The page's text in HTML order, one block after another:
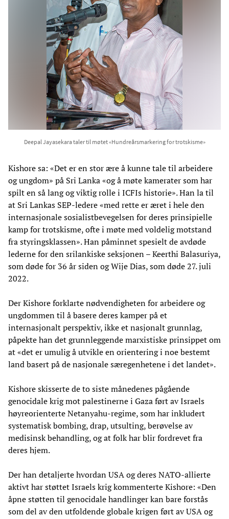
Deepal Jayasekara taler til møtet «Hundreårsmarkering for trotskisme»
Kishore sa: «Det er en stor ære å kunne tale til arbeidere
og ungdom» på Sri Lanka «og å møte kamerater som har
spilt en så lang og viktig rolle i ICFIs historie». Han la til
at Sri Lankas SEP-ledere «med rette er æret i hele den
internasjonale sosialistbevegelsen for deres prinsipielle
kamp for trotskisme, ofte i møte med voldelig motstand
fra styringsklassen». Han påminnet spesielt de avdøde
lederne for den srilankiske seksjonen – Keerthi Balasuriya,
som døde for 36 år siden og Wije Dias, som døde 27. juli
2022.
Der Kishore forklarte nødvendigheten for arbeidere og
ungdommen til å basere deres kamper på et
internasjonalt perspektiv, ikke et nasjonalt grunnlag,
påpekte han det grunnleggende marxistiske prinsippet om
at «det er umulig å utvikle en orientering i noe bestemt
land basert på de nasjonale særegenhetene i det landet».
Kishore skisserte de to siste månedenes pågående
genocidale krig mot palestinerne i Gaza ført av Israels
høyreorienterte Netanyahu-regime, som har inkludert
systematisk bombing, drap, utsulting, berøvelse av
medisinsk behandling, og at folk har blir fordrevet fra
deres hjem.
Der han detaljerte hvordan USA og deres NATO-allierte
aktivt har støttet Israels krig kommenterte Kishore: «Den
åpne støtten til genocidale handlinger kan bare forstås
som del av den utfoldende globale krigen ført av USA og